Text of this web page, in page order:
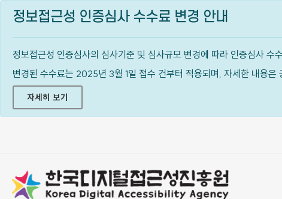
정보접근성 인증심사 수수료 변경 안내
정보접근성 인증심사의 심사기준 및 심사규모 변경에 따라 인증심사 수
변경된 수수료는 2025년 3월 1일 접수 건부터 적용되며, 자세한 내용은
자세히 보기